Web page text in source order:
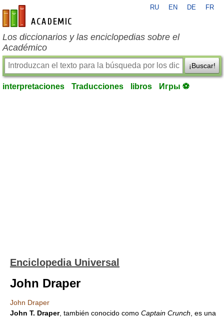
es-academic.com
RU EN DE FR
Los diccionarios y las enciclopedias sobre el
Académico
¡Buscar!
interpretaciones Traducciones libros Игры ⚽
Enciclopedia Universal
John Draper
John Draper
John T. Draper, también conocido como Captain Crunch , es una